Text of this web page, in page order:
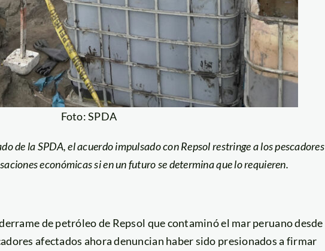
Foto: SPDA
de la SPDA, el acuerdo impulsado con Repsol restringe a los pescadores
económicas si en un futuro se determina que lo requieren.
de petróleo de Repsol que contaminó el mar peruano desde
afectados ahora denuncian haber sido presionados a firmar